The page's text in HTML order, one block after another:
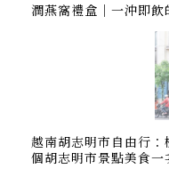
潤燕窩禮盒｜一沖即
越南胡志明市自由行
個胡志明市景點美食一